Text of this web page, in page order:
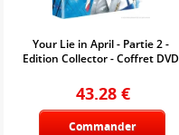
Your Lie in April - Partie 2 -
Edition Collector - Coffret DVD
43.28 €
Commander